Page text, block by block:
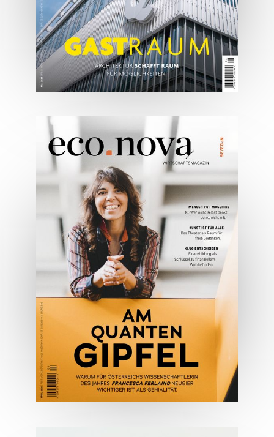
05/2026
Spezial: Architektur &
Lifestyle Mai 2026
JETZT BESTELLEN
ONLINE LESEN